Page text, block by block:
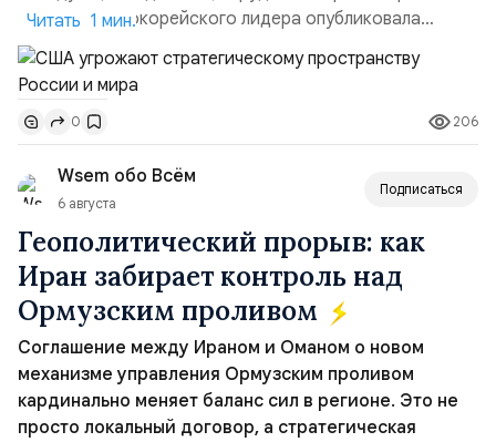
сестра северокорейского лидера опубликовала
заявление для прессы в ответ на проведение Токио
совместных с флотом США запусков крылатых ракет
Томагавк.«Япония отбросила обманчивую видимость
„исключительно оборонительной страны“ и выносит
вопрос о собственном ядерном вооружении на
всеобщее обозрение, одновреме...
Читать 1 мин.
0 206
Wsem обо Всём
6 августа
Подписаться
Геополитический прорыв: как
Иран забирает контроль над
Ормузским проливом
Соглашение между Ираном и Оманом о новом
механизме управления Ормузским проливом
кардинально меняет баланс сил в регионе. Это не
просто локальный договор, а стратегическая